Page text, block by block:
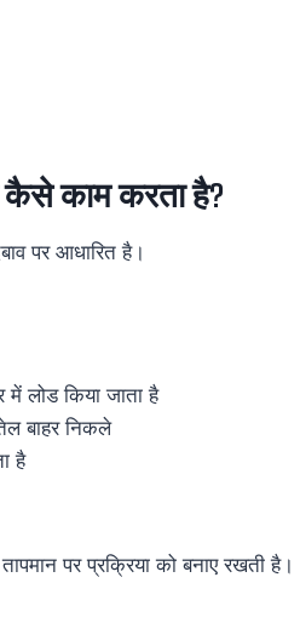
कैसे काम करता है?
पर आधारित है।
में लोड किया जाता है
बाहर निकले
है
पर प्रक्रिया को बनाए रखती है।